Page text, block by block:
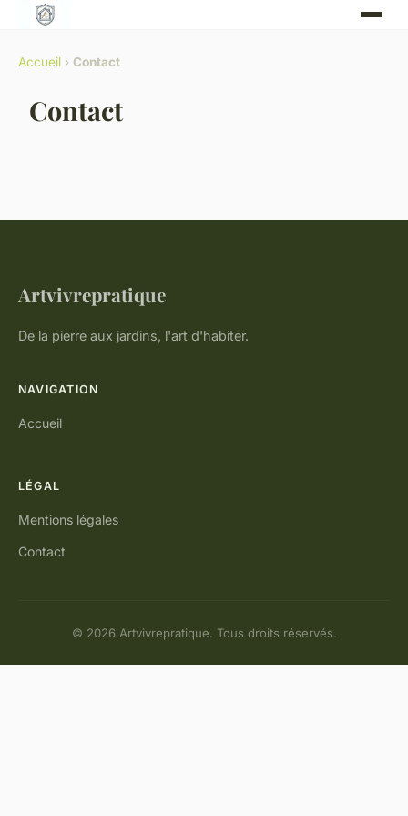
Accueil › Contact
Contact
Artvivrepratique
De la pierre aux jardins, l'art d'habiter.
NAVIGATION
Accueil
LÉGAL
Mentions légales
Contact
© 2026 Artvivrepratique. Tous droits réservés.